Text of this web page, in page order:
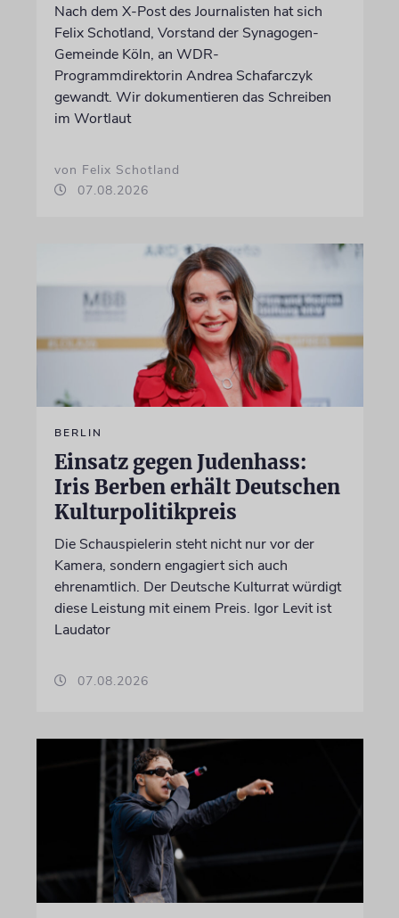
Nach dem X-Post des Journalisten hat sich
Felix Schotland, Vorstand der Synagogen-
Gemeinde Köln, an WDR-
Programmdirektorin Andrea Schafarczyk
gewandt. Wir dokumentieren das Schreiben
im Wortlaut
von Felix Schotland
07.08.2026
BERLIN
Einsatz gegen Judenhass:
Iris Berben erhält Deutschen
Kulturpolitikpreis
Die Schauspielerin steht nicht nur vor der
Kamera, sondern engagiert sich auch
ehrenamtlich. Der Deutsche Kulturrat würdigt
diese Leistung mit einem Preis. Igor Levit ist
Laudator
07.08.2026